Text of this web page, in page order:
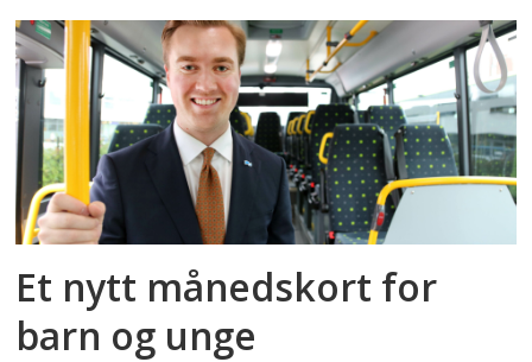
Et nytt månedskort for
barn og unge